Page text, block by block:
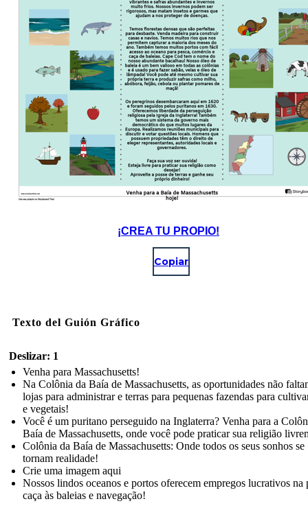
¡CREA TU PROPIO!
Copiar
Texto del Guión Gráfico
Deslizar: 1
Venha para Massachusetts!
Na Colônia da Baía de Massachusetts, as oportunidades não
lojas para administrar e terras para pequenas fazendas para
e vegetais!
Você é um puritano perseguido na Inglaterra? Venha para a
Baía de Massachusetts, onde você pode praticar sua religião
Colônia da Baía de Massachusetts: Onde todos os seus sonhos se
tornam realidade!
Crie uma imagem aqui
Nossos lindos oceanos e portos oferecem empregos lucrativos na
caça às baleias e navegação!